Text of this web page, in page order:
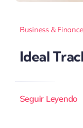
Business & Finance
Ideal
Seguir Leyendo